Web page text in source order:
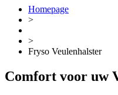
Homepage
>
>
Fryso Veulenhalster
Comfort voor uw